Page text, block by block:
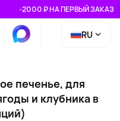
-2000 ₽ НА ПЕРВЫЙ ЗАКАЗ
RU
печенье, для
и клубника в